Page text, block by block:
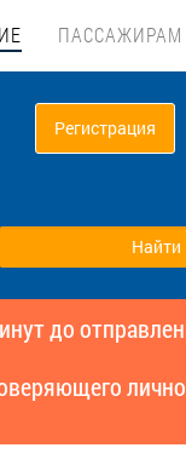
ПАССАЖИРАМ
Регистрация
до